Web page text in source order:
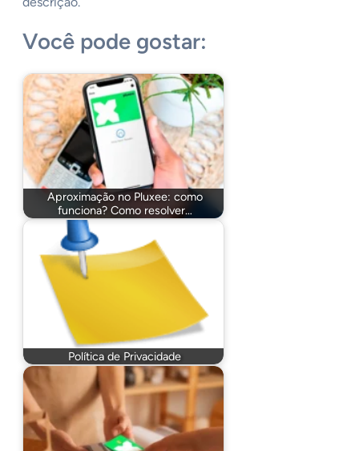
Você pode gostar:
Aproximação no Pluxee: como
funciona? Como resolver…
Política de Privacidade